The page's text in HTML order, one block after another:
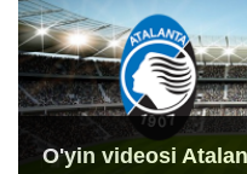
O'yin videosi